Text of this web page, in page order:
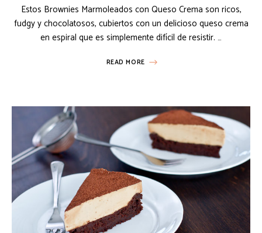
Estos Brownies Marmoleados con Queso Crema son ricos,
fudgy y chocolatosos, cubiertos con un delicioso queso crema
en espiral que es simplemente difícil de resistir. …
READ MORE